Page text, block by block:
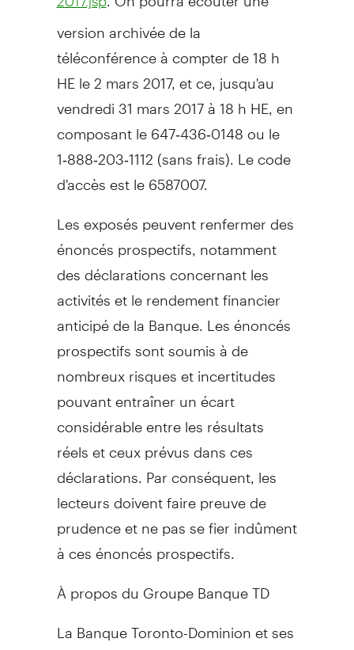
version archivée de la
téléconférence à compter de 18 h
HE le 2 mars2017, etce, jusqu'au
vendredi 31 mars 2017 à 18 h HE, en
composant le 647‑436‑0148 ou le
1‑888‑203‑1112 (sans frais). Le code
d'accès est le 6587007.
Les exposés peuvent renfermer des
énoncés prospectifs, notamment
des déclarations concernant les
activités et le rendement financier
anticipé de la Banque. Les énoncés
prospectifs sont soumis à de
nombreux risques et incertitudes
pouvant entraîner un écart
considérable entre les résultats
réels et ceux prévus dans ces
déclarations. Par conséquent, les
lecteurs doivent faire preuve de
prudence et ne pas se fier indûment
à ces énoncés prospectifs.
À propos du Groupe Banque TD
La Banque Toronto-Dominion et ses